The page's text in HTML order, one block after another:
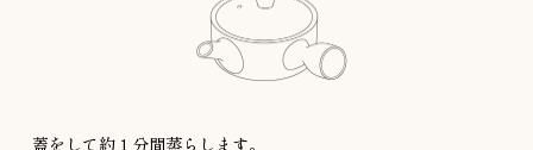
蓋をして約１分間蒸らします。